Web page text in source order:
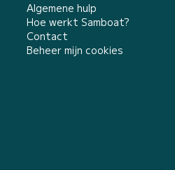
Algemene hulp
Hoe werkt Samboat?
Contact
Beheer mijn cookies